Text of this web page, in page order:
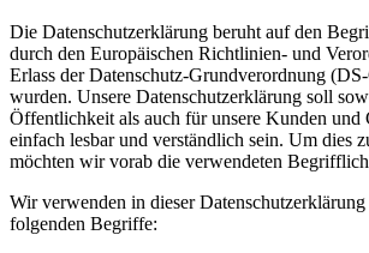
Die Datenschutzerklärung beruht auf den
durch den Europäischen Richtlinien- und
Erlass der Datenschutz-Grundverordnung
wurden. Unsere Datenschutzerklärung soll
Öffentlichkeit als auch für unsere Kunden und
einfach lesbar und verständlich sein. Um dies
möchten wir vorab die verwendeten
Wir verwenden in dieser
folgenden Begriffe: